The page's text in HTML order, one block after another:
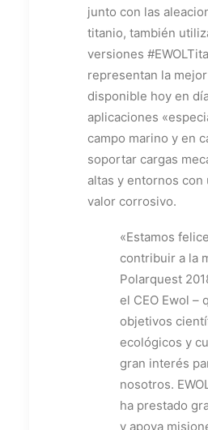
junto con las
titanio, también
versiones
representan la
disponible hoy en
aplicaciones
campo marino y en
soportar cargas
altas y entornos con
valor corrosivo.
«Estamos
contribuir a la
Polarquest
el CEO Ewol –
objetivos
ecológicos y
gran interés
nosotros.
ha prestado
y apoya